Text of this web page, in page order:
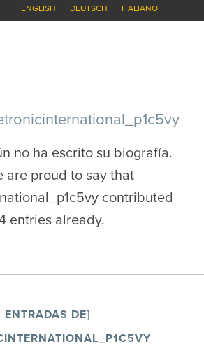
ENGLISH DEUTSCH ITALIANO
no ha escrito su biografía.
are proud to say that
contributed
entries already.
ENTRADAS DE]